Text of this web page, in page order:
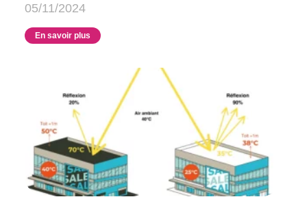
05/11/2024
En savoir plus